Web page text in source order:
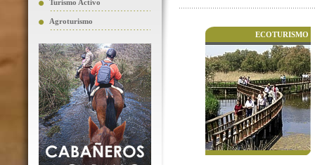
Turismo Activo
Agroturismo
ECOTURISMO